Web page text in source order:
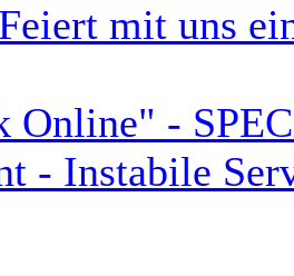
mit uns
Online" -
- Instabile